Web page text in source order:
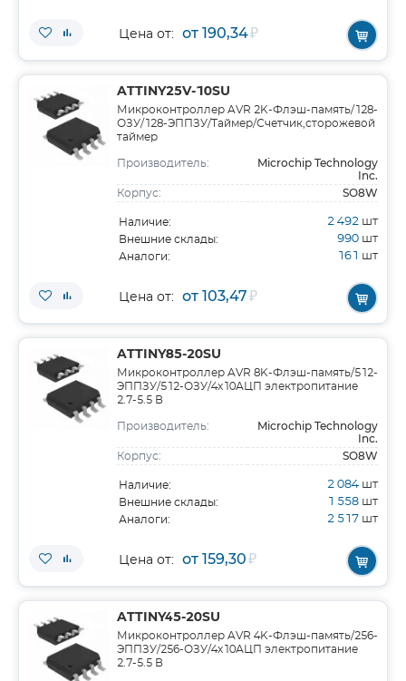
Цена от: от 190,34₽
ATTINY25V-10SU
Микроконтроллер AVR 2K-Флэш-память/128-
ОЗУ/128-ЭППЗУ/Таймер/Счетчик,сторожевой
таймер
Производитель:
Microchip Technology
Inc.
Корпус: SO8W
Наличие: 2 492 шт
Внешние склады: 990 шт
Аналоги: 161 шт
Цена от: от 103,47₽
ATTINY85-20SU
Микроконтроллер AVR 8K-Флэш-память/512-
ЭППЗУ/512-ОЗУ/4x10АЦП электропитание
2.7-5.5 В
Производитель:
Microchip Technology
Inc.
Корпус: SO8W
Наличие: 2 084 шт
Внешние склады: 1 558 шт
Аналоги: 2 517 шт
Цена от: от 159,30₽
ATTINY45-20SU
Микроконтроллер AVR 4K-Флэш-память/256-
ЭППЗУ/256-ОЗУ/4x10АЦП электропитание
2.7-5.5 В